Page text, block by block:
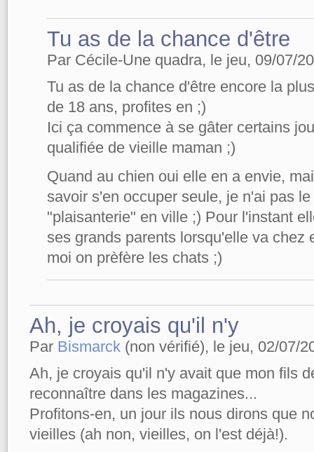
Tu as de la chance d'être
Par Cécile-Une quadra, le jeu, 09/07/
Tu as de la chance d'être encore la
de 18 ans, profites en ;)
Ici ça commence à se gâter certains
qualifiée de vieille maman ;)
Quand au chien oui elle en a envie,
savoir s'en occuper seule, je n'ai pas
"plaisanterie" en ville ;) Pour l'instant
ses grands parents lorsqu'elle va chez
moi on prèfère les chats ;)
Ah, je croyais qu'il n'y
Par Bismarck (non vérifié), le jeu, 02/07/
Ah, je croyais qu'il n'y avait que mon fils
reconnaître dans les magazines...
Profitons-en, un jour ils nous dirons que
vieilles (ah non, vieilles, on l'est déjà!).